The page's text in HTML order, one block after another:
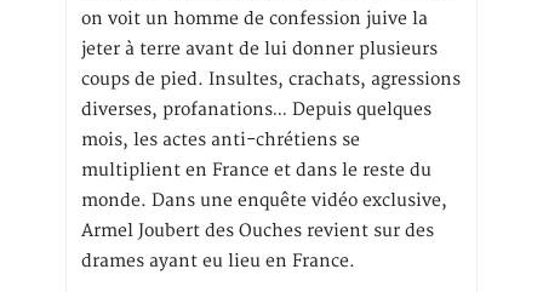
on voit un homme de confession juive la
jeter à terre avant de lui donner plusieurs
coups de pied. Insultes, crachats, agressions
diverses, profanations… Depuis quelques
mois, les actes anti-chrétiens se
multiplient en France et dans le reste du
monde. Dans une enquête vidéo exclusive,
Armel Joubert des Ouches revient sur des
drames ayant eu lieu en France.